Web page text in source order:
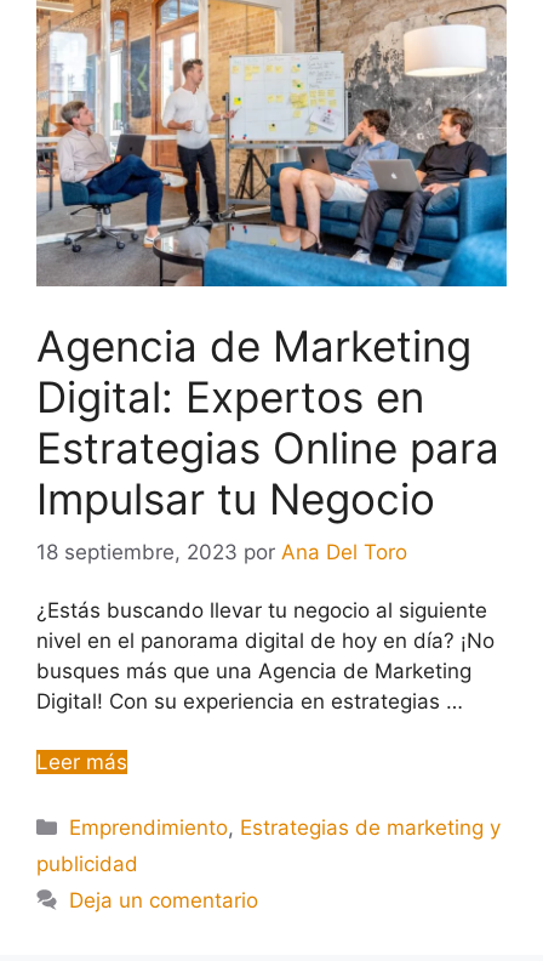
Agencia de Marketing
Digital: Expertos en
Estrategias Online para
Impulsar tu Negocio
18 septiembre, 2023 por Ana Del Toro
¿Estás buscando llevar tu negocio al siguiente
nivel en el panorama digital de hoy en día? ¡No
busques más que una Agencia de Marketing
Digital! Con su experiencia en estrategias …
Leer más
Emprendimiento, Estrategias de marketing y
publicidad
Deja un comentario